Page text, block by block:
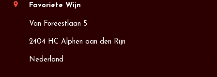
location_on Favoriete Wijn
Van Foreestlaan 5
2404 HC Alphen aan den Rijn
Nederland